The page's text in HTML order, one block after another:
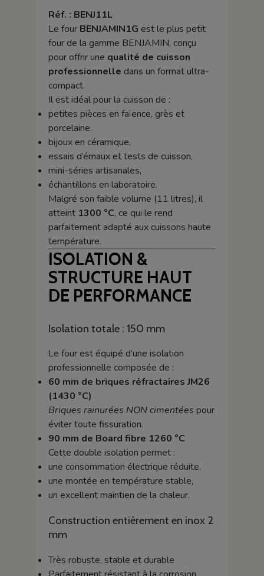
Réf. : BENJ11L
Le four BENJAMIN1G est le plus petit
four de la gamme BENJAMIN, conçu
pour offrir une qualité de cuisson
professionnelle dans un format ultra-
compact.
Il est idéal pour la cuisson de :
petites pièces en faïence, grès et
porcelaine,
bijoux en céramique,
essais d’émaux et tests de cuisson,
mini-séries artisanales,
échantillons en laboratoire.
Malgré son faible volume (11 litres), il
atteint 1300 °C, ce qui le rend
parfaitement adapté aux cuissons haute
température.
ISOLATION &
STRUCTURE HAUT
DE PERFORMANCE
Isolation totale : 150 mm
Le four est équipé d’une isolation
professionnelle composée de :
60 mm de briques réfractaires JM26
(1430 °C)
Briques rainurées NON cimentées pour
éviter toute fissuration.
90 mm de Board fibre 1260 °C
Cette double isolation permet :
une consommation électrique réduite,
une montée en température stable,
un excellent maintien de la chaleur.
Construction entièrement en inox 2
mm
Très robuste, stable et durable